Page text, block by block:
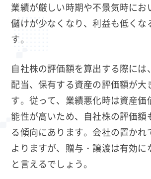
業績が厳しい時期や不景気時にお
儲けが少なくなり、利益も低くな
す。
自社株の評価額を算出する際には
配当、保有する資産の評価額が大
す。従って、業績悪化時は資産価
能性が高いため、自社株の評価額
る傾向にあります。会社の置かれ
よりますが、贈与・譲渡は有効に
と言えるでしょう。